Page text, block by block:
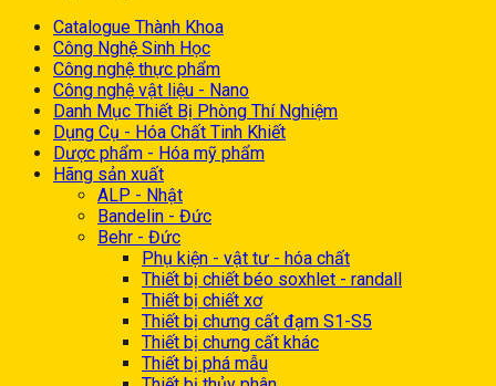
Catalogue Thành Khoa
Công Nghệ Sinh Học
Công nghệ thực phẩm
Công nghệ vật liệu - Nano
Danh Mục Thiết Bị Phòng Thí Nghiệm
Dụng Cụ - Hóa Chất Tinh Khiết
Dược phẩm - Hóa mỹ phẩm
Hãng sản xuất
ALP - Nhật
Bandelin - Đức
Behr - Đức
Phụ kiện - vật tư - hóa chất
Thiết bị chiết béo soxhlet - randall
Thiết bị chiết xơ
Thiết bị chưng cất đạm S1-S5
Thiết bị chưng cất khác
Thiết bị phá mẫu